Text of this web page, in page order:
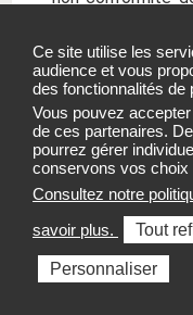
Ce site utilise les
audience et vous
des fonctionnalités de
Vous pouvez
de ces partenaires.
pourrez gérer
conservons vos choix
Consultez notre
savoir plus.
Tout
Personnaliser
A défaut de
les PRPDE sont
d’actions au
décrivant les
situation :
travaux,
Rappel sur